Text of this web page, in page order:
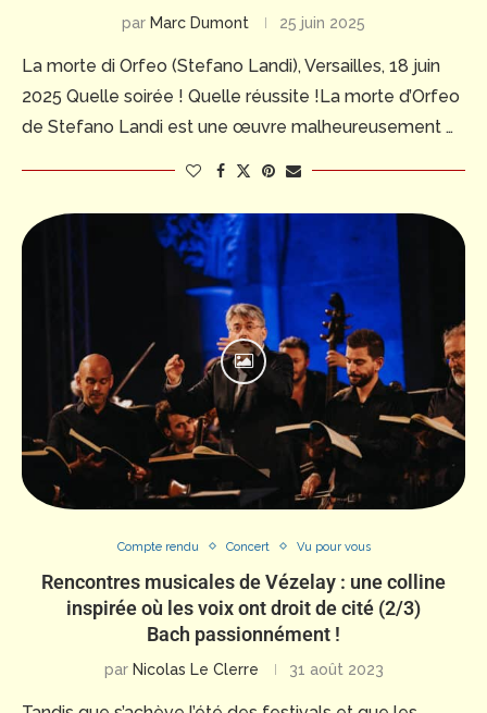
par Marc Dumont 25 juin 2025
La morte di Orfeo (Stefano Landi), Versailles, 18 juin
2025 Quelle soirée ! Quelle réussite !La morte d’Orfeo
de Stefano Landi est une œuvre malheureusement …
Compte rendu Concert Vu pour vous
Rencontres musicales de Vézelay : une colline
inspirée où les voix ont droit de cité (2/3)
Bach passionnément !
par Nicolas Le Clerre 31 août 2023